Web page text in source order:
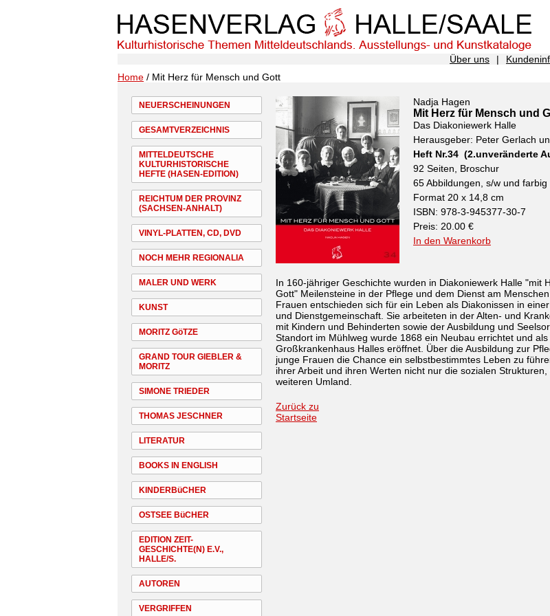
Über uns |
Home / Mit Herz für Mensch und Gott
NEUERSCHEINUNGEN
GESAMTVERZEICHNIS
MITTELDEUTSCHE
KULTURHISTORISCHE
HEFTE (HASEN-EDITION)
REICHTUM DER PROVINZ
(SACHSEN-ANHALT)
VINYL-PLATTEN, CD, DVD
NOCH MEHR REGIONALIA
MALER UND WERK
KUNST
MORITZ GöTZE
GRAND TOUR GIEBLER &
MORITZ
SIMONE TRIEDER
THOMAS JESCHNER
LITERATUR
BOOKS IN ENGLISH
KINDERBüCHER
OSTSEE BüCHER
EDITION ZEIT-
GESCHICHTE(N) E.V.,
HALLE/S.
AUTOREN
VERGRIFFEN
Nadja Hagen
Mit Herz für Mensch und
Das Diakoniewerk Halle
Herausgeber: Peter Gerlach
Heft Nr.34 (2.unveränderte
92 Seiten, Broschur
65 Abbildungen, s/w und farbig
Format 20 x 14,8 cm
ISBN: 978-3-945377-30-7
Preis: 20.00 €
In den Warenkorb
In 160-jähriger Geschichte wurden in Diakoniewerk Halle "mit
Gott" Meilensteine in der Pflege und dem Dienst am
Frauen entschieden sich für ein Leben als Diakonissen in
und Dienstgemeinschaft. Sie arbeiteten in der Alten- und
mit Kindern und Behinderten sowie der Ausbildung und
Standort im Mühlweg wurde 1868 ein Neubau errichtet und
Großkrankenhaus Halles eröffnet. Über die Ausbildung zur
junge Frauen die Chance ein selbstbestimmtes Leben zu
ihrer Arbeit und ihren Werten nicht nur die sozialen
weiteren Umland.
Zurück zu
Startseite